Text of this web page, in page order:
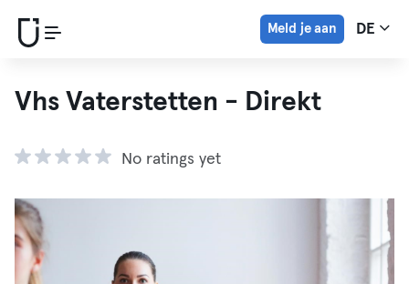
Meld je aan DE
Vhs Vaterstetten - Direkt
No ratings yet